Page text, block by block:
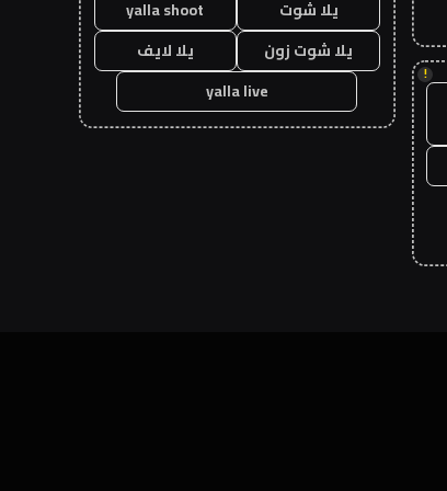
!
يلا شوت
yalla shoot
يلا شوت زون
يلا لايف
yalla live